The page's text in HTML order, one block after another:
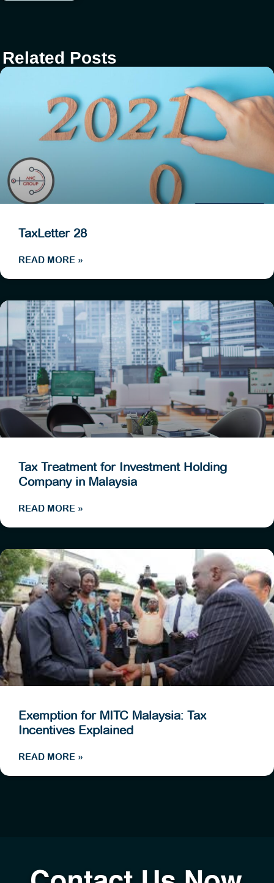
Related Posts
TaxLetter 28
READ MORE »
Tax Treatment for Investment Holding
Company in Malaysia
READ MORE »
Exemption for MITC Malaysia: Tax
Incentives Explained
READ MORE »